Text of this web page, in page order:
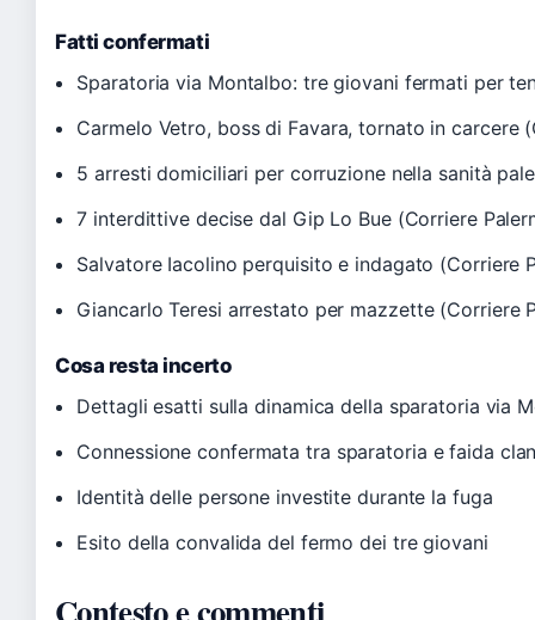
Fatti confermati
Sparatoria via Montalbo: tre giovani fermati per
Carmelo Vetro, boss di Favara, tornato in carcere
5 arresti domiciliari per corruzione nella sanità
7 interdittive decise dal Gip Lo Bue (Corriere
Salvatore Iacolino perquisito e indagato (Corriere
Giancarlo Teresi arrestato per mazzette (Corriere
Cosa resta incerto
Dettagli esatti sulla dinamica della sparatoria via
Connessione confermata tra sparatoria e faida
Identità delle persone investite durante la fuga
Esito della convalida del fermo dei tre giovani
Contesto e commenti